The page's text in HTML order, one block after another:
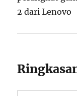
2 dari Lenovo